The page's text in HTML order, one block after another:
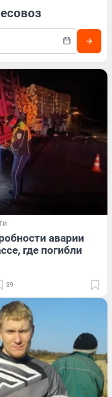
аварии
где погибли
39